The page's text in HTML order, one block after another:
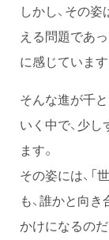
しかし、その
える問題であ
に感じています
そんな進が千
いく中で、少し
ます。
その姿には、「
も、誰かと向
かけになるの